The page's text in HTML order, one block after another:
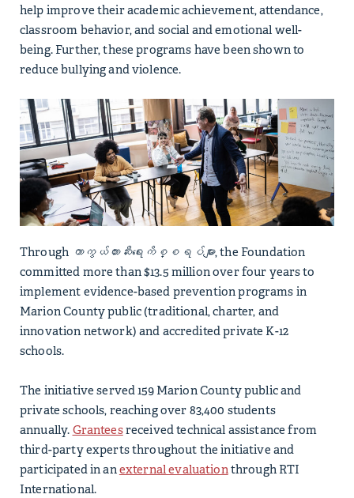
help improve their academic achievement, attendance,
classroom behavior, and social and emotional well-
being. Further, these programs have been shown to
reduce bullying and violence.
Through ကာကွယ်တားဆီးရေးကိစ္စရပ်များ, the Foundation
committed more than $13.5 million over four years to
implement evidence-based prevention programs in
Marion County public (traditional, charter, and
innovation network) and accredited private K-12
schools.
The initiative served 159 Marion County public and
private schools, reaching over 83,400 students
annually. Granteesreceived technical assistance from
third-party experts throughout the initiative and
participated in anexternal evaluationthrough RTI
International.